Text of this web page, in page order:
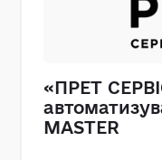
«ПРЕТ
MASTER